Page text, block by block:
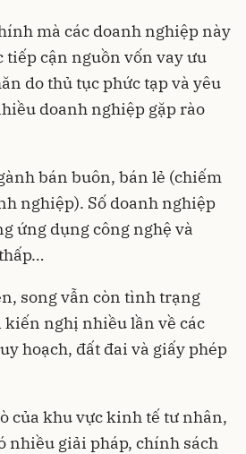
mà các doanh nghiệp này
tiếp cận nguồn vốn vay ưu
do thủ tục phức tạp và yêu
doanh nghiệp gặp rào
bán buôn, bán lẻ (chiếm
nghiệp). Số doanh nghiệp
ứng dụng công nghệ và
song vẫn còn tình trạng
nghị nhiều lần về các
hoạch, đất đai và giấy phép
của khu vực kinh tế tư nhân,
nhiều giải pháp, chính sách